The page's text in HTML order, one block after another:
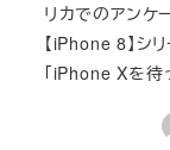
リカでのアンケ
【iPhone 8】シ
「iPhone Xを待